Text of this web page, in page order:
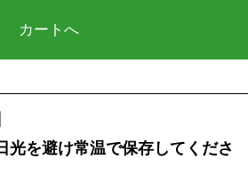
カートへ
光を避け常温で保存してくださ